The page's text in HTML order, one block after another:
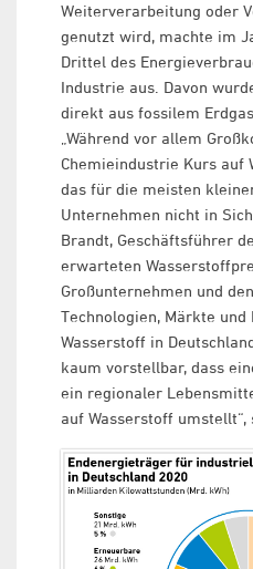
Weiterverarbeitung oder
genutzt wird, machte im
Drittel des
Industrie aus. Davon
direkt aus fossilem
„Während vor allem
Chemieindustrie Kurs auf
das für die meisten
Unternehmen nicht in
Brandt, Geschäftsführer
erwarteten
Großunternehmen und
Technologien, Märkte
Wasserstoff in
kaum vorstellbar, dass
ein regionaler
auf Wasserstoff umstellt“,